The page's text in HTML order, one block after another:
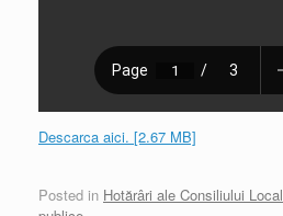
Descarca aici. [2.67 MB]
Posted in Hotărâri ale Consiliului Local